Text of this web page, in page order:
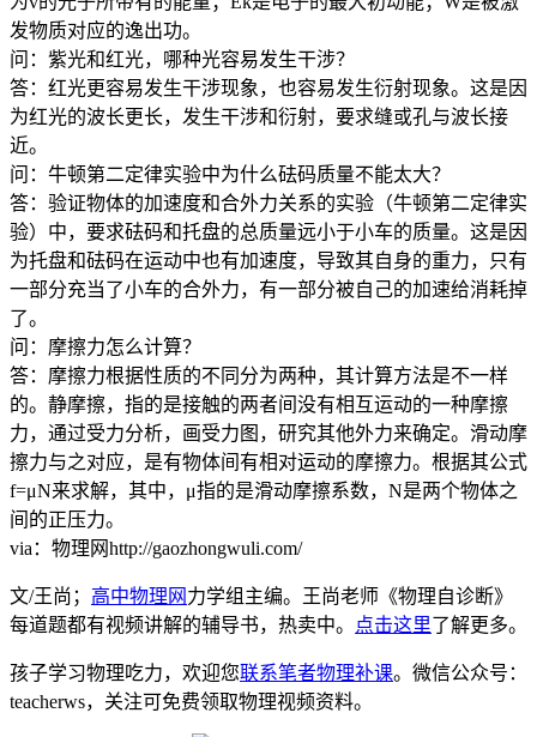
发物质对应的逸出功。
问：紫光和红光，哪种光容易发生干涉？
答：红光更容易发生干涉现象，也容易发生衍射现象。这是因
为红光的波长更长，发生干涉和衍射，要求缝或孔与波长接
近。
问：牛顿第二定律实验中为什么砝码质量不能太大？
答：验证物体的加速度和合外力关系的实验（牛顿第二定律实
验）中，要求砝码和托盘的总质量远小于小车的质量。这是因
为托盘和砝码在运动中也有加速度，导致其自身的重力，只有
一部分充当了小车的合外力，有一部分被自己的加速给消耗掉
了。
问：摩擦力怎么计算？
答：摩擦力根据性质的不同分为两种，其计算方法是不一样
的。静摩擦，指的是接触的两者间没有相互运动的一种摩擦
力，通过受力分析，画受力图，研究其他外力来确定。滑动摩
擦力与之对应，是有物体间有相对运动的摩擦力。根据其公式
f=μN来求解，其中，μ指的是滑动摩擦系数，N是两个物体之
间的正压力。
via：物理网http://gaozhongwuli.com/
文/王尚； 高中物理网 力学组主编。王尚老师《物理自诊断》
每道题都有视频讲解的辅导书，热卖中。
点击这里了解更多。
孩子学习物理吃力，欢迎您联系笔者物理补课。微信公众号：
teacherws，关注可免费领取物理视频资料。